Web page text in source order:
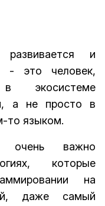
и
- это человек,
экосистеме
а не просто в
то языком.
очень важно
которые
на
даже самый